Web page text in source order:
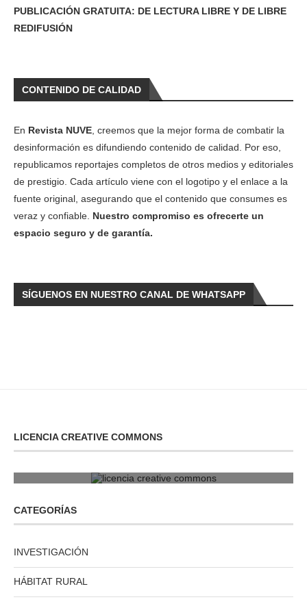
PUBLICACIÓN GRATUITA: DE LECTURA LIBRE Y DE LIBRE
REDIFUSIÓN
CONTENIDO DE CALIDAD
En Revista NUVE , creemos que la mejor forma de combatir la
desinformación es difundiendo contenido de calidad. Por eso,
republicamos reportajes completos de otros medios y editoriales
de prestigio. Cada artículo viene con el logotipo y el enlace a la
fuente original, asegurando que el contenido que consumes es
veraz y confiable. Nuestro compromiso es ofrecerte un
espacio seguro y de garantía.
SÍGUENOS EN NUESTRO CANAL DE WHATSAPP
LICENCIA CREATIVE COMMONS
CATEGORÍAS
INVESTIGACIÓN
HÁBITAT RURAL